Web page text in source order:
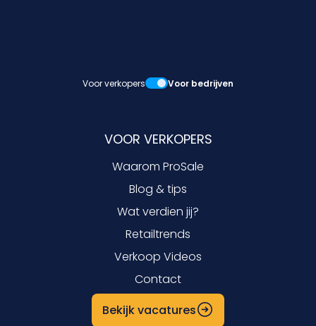
Voor verkopers Voor bedrijven
VOOR VERKOPERS
Waarom ProSale
Blog & tips
Wat verdien jij?
Retailtrends
Verkoop Videos
Contact
Bekijk vacatures